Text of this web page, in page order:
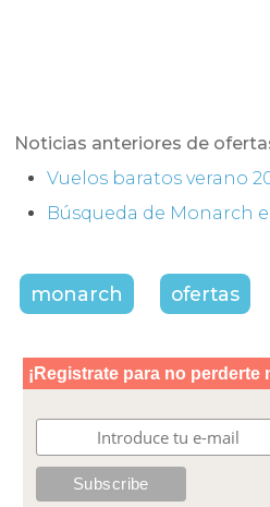
Noticias anteriores de
Vuelos baratos verano
Búsqueda de Monarch
monarch ofertas